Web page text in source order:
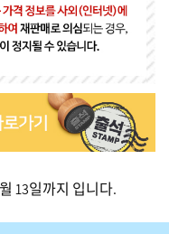
13일까지 입니다.